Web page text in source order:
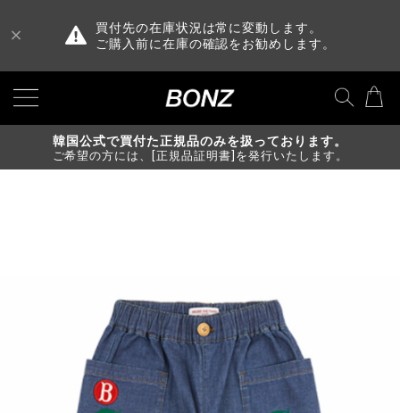
買付先の在庫状況は常に変動します。
ご購入前に在庫の確認をお勧めします。
韓国公式で買付た正規品のみを扱っております。
ご希望の方には、[正規品証明書]を発行いたします。